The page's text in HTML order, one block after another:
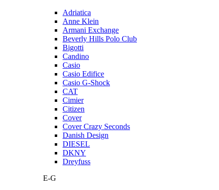
Adriatica
Anne Klein
Armani Exchange
Beverly Hills Polo Club
Bigotti
Candino
Casio
Casio Edifice
Casio G-Shock
CAT
Cimier
Citizen
Cover
Cover Crazy Seconds
Danish Design
DIESEL
DKNY
Dreyfuss
E-G